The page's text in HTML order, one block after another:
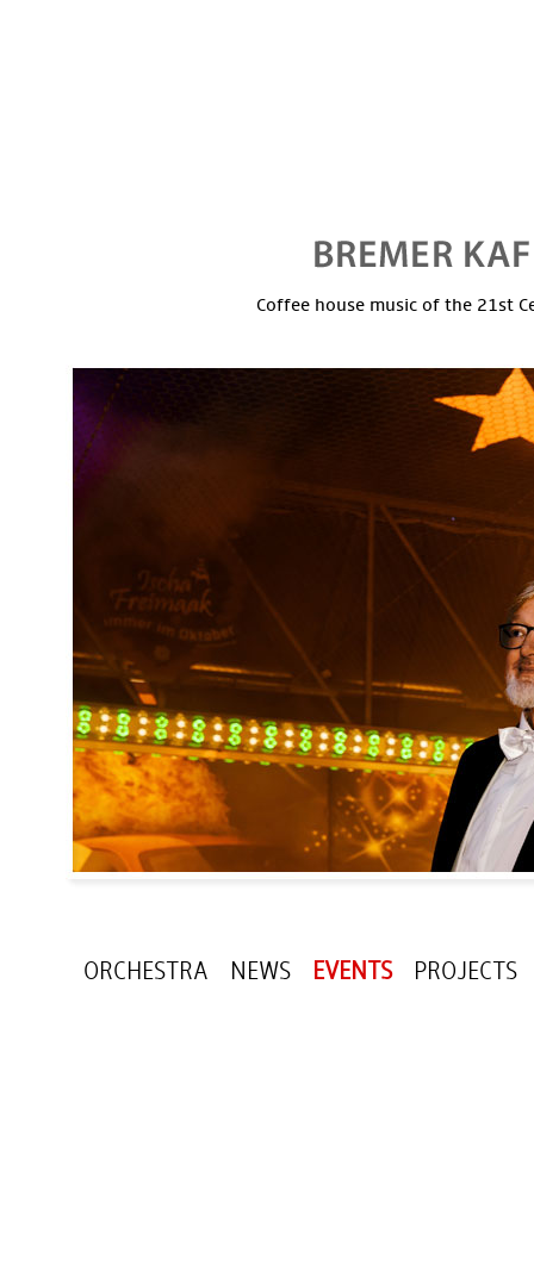
Coffee house music of the 21st
ORCHESTRA NEWS EVENTS PROJECTS